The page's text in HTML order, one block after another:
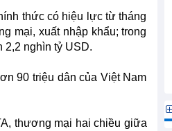
thức có hiệu lực từ tháng
mại, xuất nhập khẩu; trong
2,2 nghìn tỷ USD.
90 triệu dân của Việt Nam
thương mại hai chiều giữa